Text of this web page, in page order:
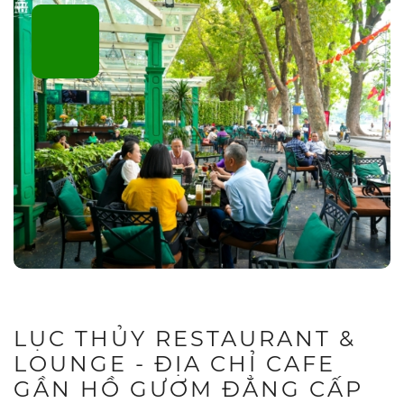
LỤC THỦY RESTAURANT &
LOUNGE - ĐỊA CHỈ CAFE
GẦN HỒ GƯƠM ĐẲNG CẤP